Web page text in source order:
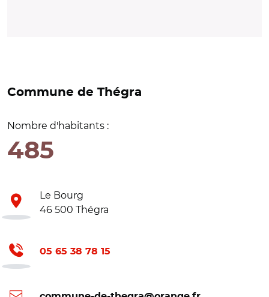
Commune de Thégra
Nombre d'habitants :
485
Le Bourg
46 500 Thégra
05 65 38 78 15